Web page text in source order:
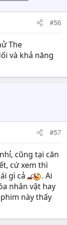
#56
The
và khả năng
#57
cũng tại căn
cứ xem thì
gì cả
. Ai
nhân vật hay
này thấy